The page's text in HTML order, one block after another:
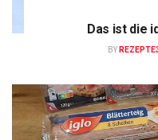
Das ist die
BY